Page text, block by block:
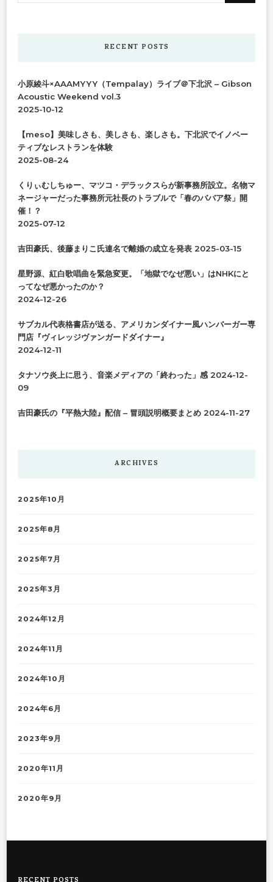
す
か
RECENT POSTS
小原綾斗×AAAMYYY（Tempalay）ライブ＠下北沢 – Gibson
Acoustic Weekend vol.3
2025-10-12
【meso】美味しさも、美しさも、楽しさも。下北沢でイノベー
ティブなレストランを体験
2025-08-24
くりぃむしちゅー、マツコ・デラックスらが新事務所設立。名物マ
ネージャーだった事務所元社長のトラブルで「春のババア祭」開
催！？
2025-07-12
吉田豪氏、後藤まりこ氏連名で離婚の成立を発表 2025-03-15
星野源、紅白歌唱曲を緊急変更。「地獄でなぜ悪い」はNHKにと
ってなぜ悪かったのか？
2024-12-26
サブカル代表格書店が送る、アメリカンダイナー風ハンバーガー専
門店『ヴィレッジヴァンガードダイナー』
2024-12-11
タナソウ炎上に思う、音楽メディアの「終わった」感 2024-12-
09
吉田豪氏の『平熱大陸』配信 – 冒頭説明概要まとめ 2024-11-27
ARCHIVES
2025年10月
2025年8月
2025年7月
2025年3月
2024年12月
2024年11月
2024年10月
2024年6月
2023年9月
2020年11月
2020年9月